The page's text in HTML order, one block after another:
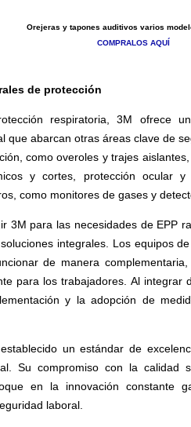
Orejeras y tapones auditivos varios
COMPRALOS AQUÍ
de protección
respiratoria, 3M ofrece
que abarcan otras áreas clave de
como overoles y trajes
y cortes, protección ocular
como monitores de gases y
3M para las necesidades de EPP
integrales. Los equipos
de manera
para los trabajadores. Al integrar
y la adopción de
un estándar de
Su compromiso con la calidad
en la innovación constante
laboral.